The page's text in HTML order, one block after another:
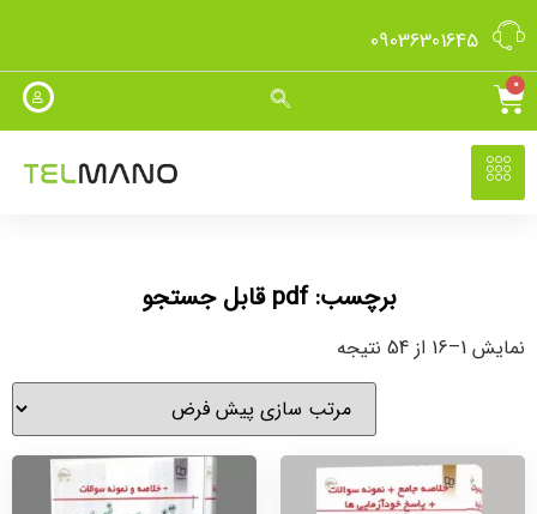
09036301645
0
برچسب: pdf قابل جستجو
نمایش 1–16 از 54 نتیجه